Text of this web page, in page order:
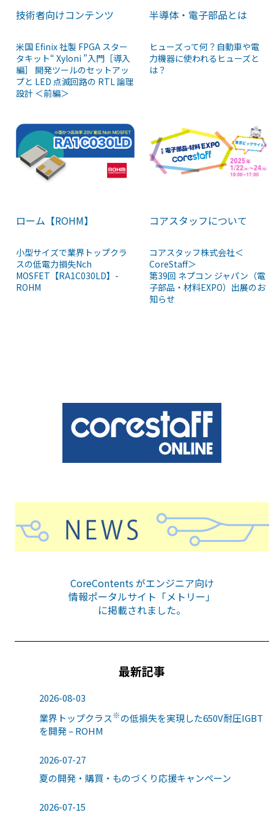
技術者向けコンテンツ
米国 Efinix 社製 FPGA スター
タキット“ Xyloni ”入門［導入
編］ 開発ツールのセットアッ
プと LED 点滅回路の RTL 論理
設計 ＜前編＞
半導体・電子部品とは
ヒューズって何？自動車や電
力機器に使われるヒューズと
は？
ローム【ROHM】
小型サイズで業界トップクラ
スの低電力損失Nch
MOSFET【RA1C030LD】-
ROHM
コアスタッフについて
コアスタッフ株式会社＜
CoreStaff＞
第39回 ネプコン ジャパン（電
子部品・材料EXPO）出展のお
知らせ
CoreContents がエンジニア向け
情報ポータルサイト「メトリー」
に掲載されました。
最新記事
2026-08-03
業界トップクラス※の低損失を実現した650V耐圧IGBT
を開発 – ROHM
2026-07-27
夏の開発・購買・ものづくり応援キャンペーン
2026-07-15